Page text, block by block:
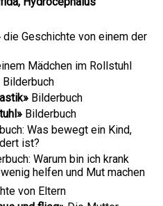
die Geschichte von einem der
Mädchen im Rollstuhl
Bilderbuch
Bilderbuch
Bilderbuch
Was bewegt ein Kind,
ist?
Warum bin ich krank
helfen und Mut machen
von Eltern